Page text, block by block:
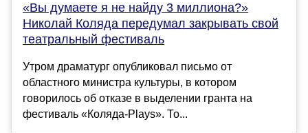
«Вы думаете я не найду 3 миллиона?»
Николай Коляда передумал закрывать свой
театральный фестиваль
Утром драматург опубликовал письмо от
областного министра культуры, в котором
говорилось об отказе в выделении гранта на
фестиваль «Коляда-Plays». То...